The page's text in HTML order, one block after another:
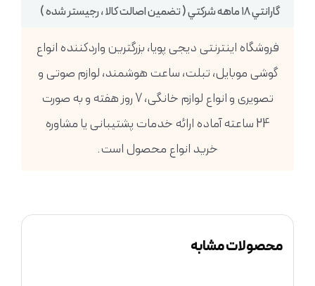
گارانتي ١٨ ماهه شركتي ( تضمين اصالت كالا ، رجيستر شده )
فروشگاه اینترنتی دیجی پویا، بزرگترین واردکننده انواع
گوشی موبایل، تبلت، ساعت هوشمند، لوازم صوتی و
تصویری و انواع لوازم خانگی، 7 روز هفته و به صورت
24 ساعته آماده ارائه خدمات پشتیبانی یا مشاوره
خرید انواع محصول است.
محصولات مشابه